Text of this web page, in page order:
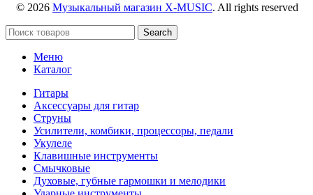
© 2026 Музыкальный магазин X-MUSIC. All rights reserved
Search
Меню
Каталог
Гитары
Аксессуары для гитар
Струны
Усилители, комбики, процессоры, педали
Укулеле
Клавишные инструменты
Смычковые
Духовые, губные гармошки и мелодики